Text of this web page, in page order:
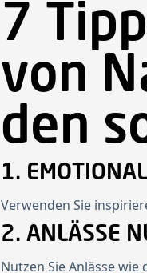
7
von
den
1.
Verwenden Sie
2. ANLÄSSE
Nutzen Sie Anlässe